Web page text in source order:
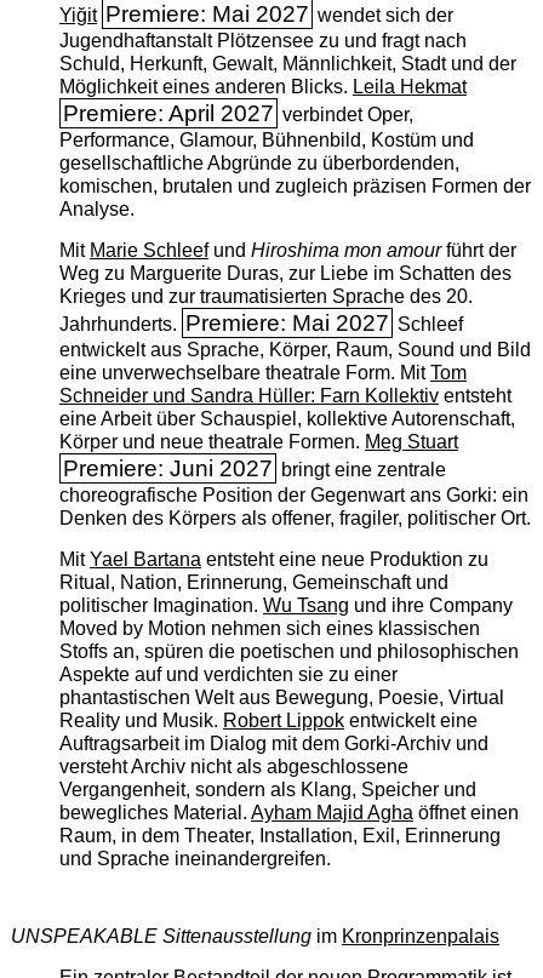
Yiğit Premiere: Mai 2027 wendet sich der
Jugendhaftanstalt Plötzensee zu und fragt nach
Schuld, Herkunft, Gewalt, Männlichkeit, Stadt und der
Möglichkeit eines anderen Blicks. Leila Hekmat
Premiere: April 2027 verbindet Oper,
Performance, Glamour, Bühnenbild, Kostüm und
gesellschaftliche Abgründe zu überbordenden,
komischen, brutalen und zugleich präzisen Formen der
Analyse.
Mit Marie Schleefund Hiroshima mon amourführt der
Weg zu Marguerite Duras, zur Liebe im Schatten des
Krieges und zur traumatisierten Sprache des 20.
Jahrhunderts. Premiere: Mai 2027 Schleef
entwickelt aus Sprache, Körper, Raum, Sound und Bild
eine unverwechselbare theatrale Form. MitTom
Schneider und Sandra Hüller: Farn Kollektiventsteht
eine Arbeit über Schauspiel, kollektive Autorenschaft,
Körper und neue theatrale Formen. Meg Stuart
Premiere: Juni 2027 bringt eine zentrale
choreografische Position der Gegenwart ans Gorki: ein
Denken des Körpers als offener, fragiler, politischer Ort.
MitYael Bartanaentsteht eine neue Produktion zu
Ritual, Nation, Erinnerung, Gemeinschaft und
politischer Imagination. Wu Tsang und ihre Company
Moved by Motion nehmen sich eines klassischen
Stoffs an, spüren die poetischen und philosophischen
Aspekte auf und verdichten sie zu einer
phantastischen Welt aus Bewegung, Poesie, Virtual
Reality und Musik. Robert Lippokentwickelt eine
Auftragsarbeit im Dialog mit dem Gorki-Archiv und
versteht Archiv nicht als abgeschlossene
Vergangenheit, sondern als Klang, Speicher und
bewegliches Material. Ayham Majid Aghaöffnet einen
Raum, in dem Theater, Installation, Exil, Erinnerung
und Sprache ineinandergreifen.
UNSPEAKABLE Sittenausstellungim Kronprinzenpalais